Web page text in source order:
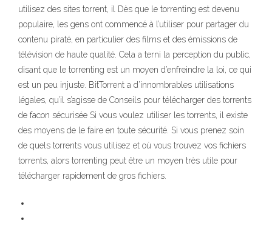
utilisez des sites torrent, il Dès que le torrenting est devenu
populaire, les gens ont commencé à l’utiliser pour partager du
contenu piraté, en particulier des films et des émissions de
télévision de haute qualité. Cela a terni la perception du public,
disant que le torrenting est un moyen d’enfreindre la loi, ce qui
est un peu injuste. BitTorrent a d’innombrables utilisations
légales, qu’il s’agisse de Conseils pour télécharger des torrents
de facon sécurisée Si vous voulez utiliser les torrents, il existe
des moyens de le faire en toute sécurité. Si vous prenez soin
de quels torrents vous utilisez et où vous trouvez vos fichiers
torrents, alors torrenting peut être un moyen très utile pour
télécharger rapidement de gros fichiers.